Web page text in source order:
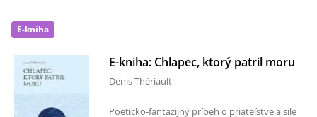
intelektuálem Gastonem propadne natolik, že
E-kniha
E-kniha: Chlapec, ktorý patril moru
Denis Thériault
Poeticko-fantazijný príbeh o priateľstve a sile